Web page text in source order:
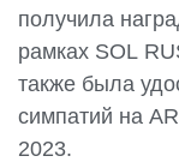
получила
рамках SOL
также была
симпатий на
2023.